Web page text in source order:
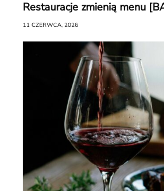
Restauracje zmienią menu
11 CZERWCA, 2026